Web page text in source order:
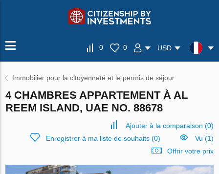
0 0 USD
Immobilier pour la citoyenneté et le permis de séjour
4 CHAMBRES APPARTEMENT À AL
REEM ISLAND, UAE NO. 88678
Ajouter à la comparaison (0)
Enregistrer à ma liste de souhaits(0)
Vu (1)
Offrir votre prix